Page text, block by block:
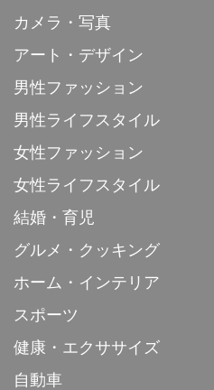
カメラ・写真
アート・デザイン
男性ファッション
男性ライフスタイル
女性ファッション
女性ライフスタイル
結婚・育児
グルメ・クッキング
ホーム・インテリア
スポーツ
健康・エクササイズ
自動車